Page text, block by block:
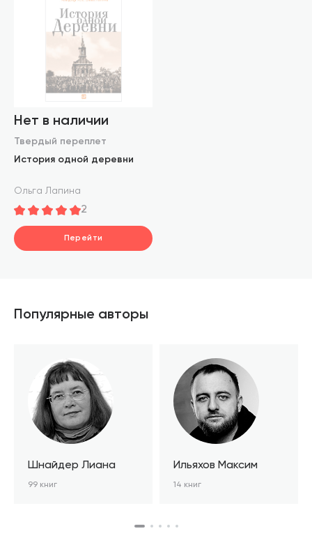
Нет в наличии
Твердый переплет
История одной деревни
Ольга Лапина
2
Перейти
Популярные авторы
Шнайдер Лиана
99 книг
Ильяхов Максим
14 книг